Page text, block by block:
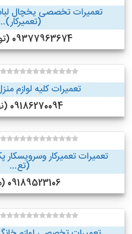
تعمیرات تخصصی یخچال
(تعمیرکار)...
09377963674 (تویسرکان )
تعمیرات کلیه لوازم
09186270094 (نهاوند )
تعمیرات تعمیرکار وسرویسکار
(تع...
09189523106 (ملایر )